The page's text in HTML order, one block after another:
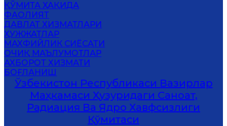
ҚЎМИТА ҲАҚИДА
ФАОЛИЯТ
ДАВЛАТ ХИЗМАТЛАРИ
ҲУЖЖАТЛАР
МАХФИЙЛИК СИЁСАТИ
ОЧИҚ МАЪЛУМОТЛАР
АХБОРОТ ХИЗМАТИ
БОҒЛАНИШ
Ўзбекистон Республикаси Вазирлар
Маҳкамаси Ҳузуридаги Саноат,
Радиация Ва Ядро Хавфсизлиги
Қўмитаси